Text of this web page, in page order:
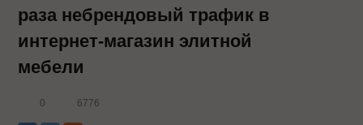
раза небрендовый трафик в
интернет-магазин элитной
мебели
0 6776